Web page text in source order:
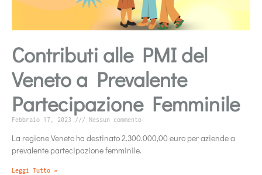
Contributi alle PMI del
Veneto a Prevalente
Partecipazione Femminile
Febbraio 17, 2023 Nessun commento
La regione Veneto ha destinato 2.300.000,00 euro per aziende a
prevalente partecipazione femminile.
Leggi Tutto »